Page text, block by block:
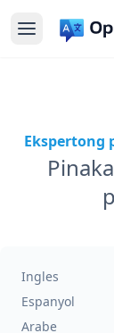
Ekspertong
Ingles
Espanyol
Arabe